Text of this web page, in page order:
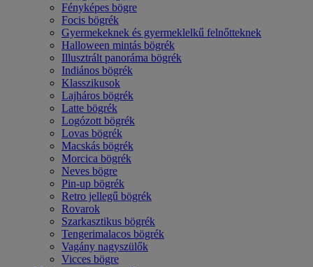
Fényképes bögre
Focis bögrék
Gyermekeknek és gyermeklelkű felnőtteknek
Halloween mintás bögrék
Illusztrált panoráma bögrék
Indiános bögrék
Klasszikusok
Lajháros bögrék
Latte bögrék
Logózott bögrék
Lovas bögrék
Macskás bögrék
Morcica bögrék
Neves bögre
Pin-up bögrék
Retro jellegű bögrék
Rovarok
Szarkasztikus bögrék
Tengerimalacos bögrék
Vagány nagyszülők
Vicces bögre